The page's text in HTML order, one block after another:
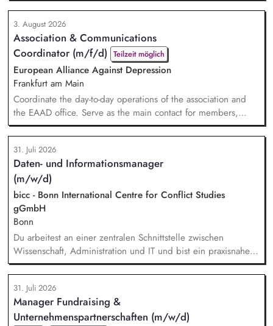
Chats bis hin zu besonderen Formaten wie der Aspen
Summer Party, der Aspen Gala und neuen
Veranstaltungsformaten. Sie identifizieren aktuelle politische
Themen und gewinnen hochrangige Referentinnen sowie
Diskussionspartnerinnen a...
3. August 2026
Association & Communications
Coordinator (m/f/d) Teilzeit möglich
European Alliance Against Depression
Frankfurt am Main
Coordinate the day-to-day operations of the association and
the EAAD office. Serve as the main contact for members,
partners and general enquiries. Support the Board of
Directors by organising meetings, preparing documents and
following up on decisions. Coordinate the association's
website, newsletters and social media. Support awareness
campaigns and communication activities. Coordinate and
devel...
31. Juli 2026
Daten- und Informationsmanager
(m/w/d)
bicc - Bonn International Centre for Conflict Studies
gGmbH
Bonn
Du arbeitest an einer zentralen Schnittstelle zwischen
Wissenschaft, Administration und IT und bist ein praxisnaher
Allrounder in den verschiedenen Themenbereichen. In dieser
Rolle betreust Du unsere Bibliothek, entwickelst unser
Forschungsinformationssystem (FIS) und das institutionelle
Forschungsdatenmanagement (FDM) weiter. Du sicherst die
Qualität und Nachvollziehbarkeit von Forschungsinforma...
31. Juli 2026
Manager Fundraising &
Unternehmenspartnerschaften (m/w/d)